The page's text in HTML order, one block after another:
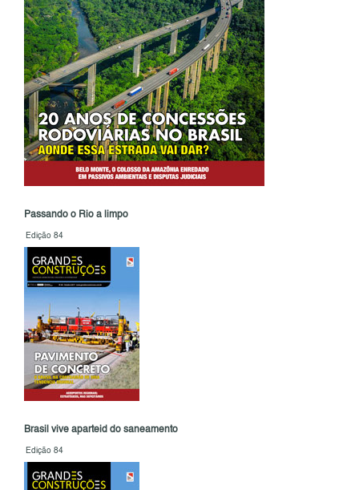
Passando o Rio a limpo
Edição 84
Brasil vive aparteid do saneamento
Edição 84